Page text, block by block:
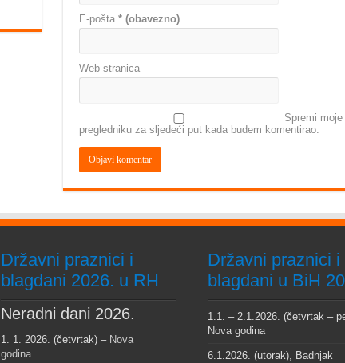
E-pošta * (obavezno)
Web-stranica
Spremi
pregledniku za sljedeći put kada budem komentirao.
Državni praznici i
blagdani 2026. u RH
Neradni dani 2026.
1. 1. 2026. (četvrtak) – Nova
godina
Državni praznici i
blagdani u BiH
1.1. – 2.1.2026. (četvrtak –
Nova godina
6.1.2026. (utorak), Badnjak